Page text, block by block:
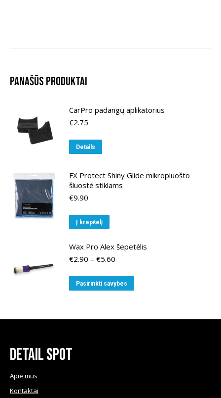
Panašūs produktai
CarPro padangų aplikatorius
€2.75
Details
FX Protect Shiny Glide mikropluošto
šluostė stiklams
€9.90
Į krepšelį
Wax Pro Alex šepetėlis
€2.90 – €5.60
€2.90
through
Pasirinkti savybes
multiple
Detail Spot
Apie mus
Kontaktai